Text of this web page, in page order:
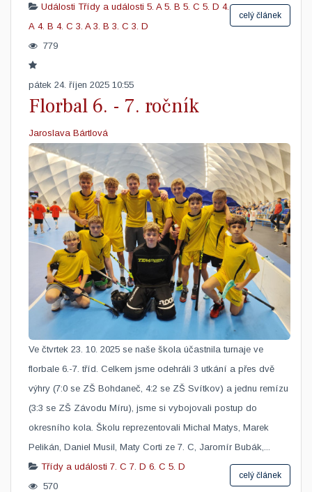
celý článek
Události Třídy a události 5. A 5. B 5. C 5. D 4.
A 4. B 4. C 3. A 3. B 3. C 3. D
779
pátek 24. říjen 2025 10:55
Florbal 6. - 7. ročník
Jaroslava Bártlová
Ve čtvrtek 23. 10. 2025 se naše škola účastnila turnaje ve
florbale 6.-7. tříd. Celkem jsme odehráli 3 utkání a přes dvě
výhry (7:0 se ZŠ Bohdaneč, 4:2 se ZŠ Svítkov) a jednu remízu
(3:3 se ZŠ Závodu Míru), jsme si vybojovali postup do
okresního kola. Školu reprezentovali Michal Matys, Marek
Pelikán, Daniel Musil, Maty Corti ze 7. C, Jaromír Bubák,...
celý článek
Třídy a události 7. C 7. D 6. C 5. D
570